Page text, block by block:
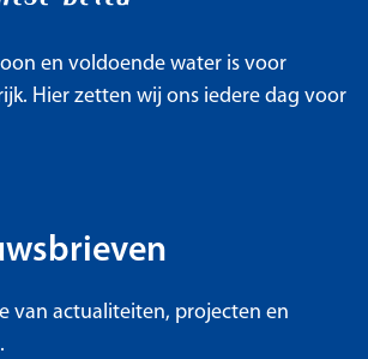
en voldoende water is voor
Hier zetten wij ons iedere dag voor
van actualiteiten, projecten en